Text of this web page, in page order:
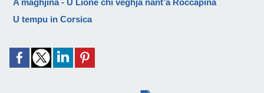
A màghjina - U Lione chì veghja nant’à Roccapina
U tempu in Corsica